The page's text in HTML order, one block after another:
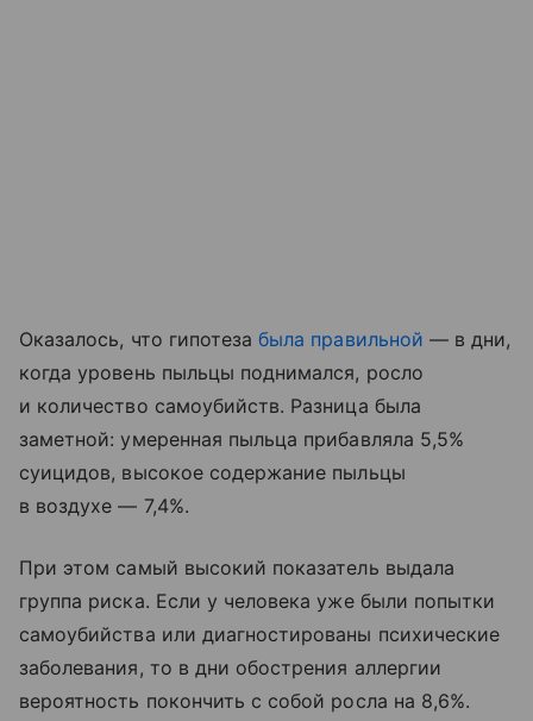
Оказалось, что гипотеза была правильной — в дни,
когда уровень пыльцы поднимался, росло
и количество самоубийств. Разница была
заметной: умеренная пыльца прибавляла 5,5%
суицидов, высокое содержание пыльцы
в воздухе — 7,4%.
При этом самый высокий показатель выдала
группа риска. Если у человека уже были попытки
самоубийства или диагностированы психические
заболевания, то в дни обострения аллергии
вероятность покончить с собой росла на 8,6%.